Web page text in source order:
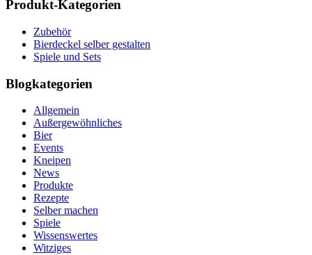
Produkt-Kategorien
Zubehör
Bierdeckel selber gestalten
Spiele und Sets
Blogkategorien
Allgemein
Außergewöhnliches
Bier
Events
Kneipen
News
Produkte
Rezepte
Selber machen
Spiele
Wissenswertes
Witziges